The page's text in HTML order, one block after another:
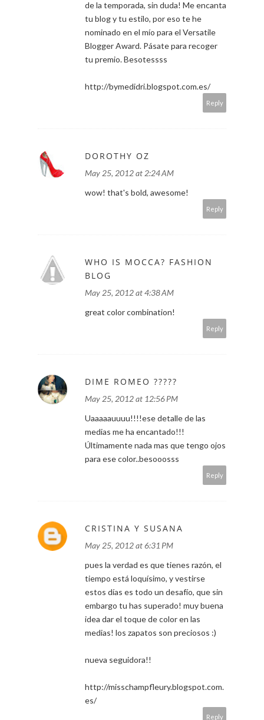
de la temporada, sin duda! Me encanta
tu blog y tu estilo, por eso te he
nominado en el mío para el Versatile
Blogger Award. Pásate para recoger
tu premio. Besotessss
http://bymedidri.blogspot.com.es/
Reply
DOROTHY OZ
May 25, 2012 at 2:24 AM
wow! that's bold, awesome!
Reply
WHO IS MOCCA? FASHION
BLOG
May 25, 2012 at 4:38 AM
great color combination!
Reply
DIME ROMEO ?????
May 25, 2012 at 12:56 PM
Uaaaaauuuu!!!!ese detalle de las
medias me ha encantado!!!
Últimamente nada mas que tengo ojos
para ese color..besooosss
Reply
CRISTINA Y SUSANA
May 25, 2012 at 6:31 PM
pues la verdad es que tienes razón, el
tiempo está loquísimo, y vestirse
estos días es todo un desafío, que sin
embargo tu has superado! muy buena
idea dar el toque de color en las
medias! los zapatos son preciosos :)
nueva seguidora!!
http://misschampfleury.blogspot.com.
es/
Reply